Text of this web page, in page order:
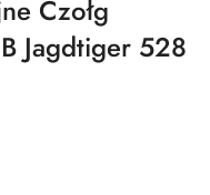
Czołg
Jagdtiger 528